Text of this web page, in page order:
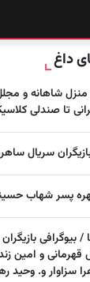
داغ
شاهانه و
تا صندلی
سریال
پسر شهاب حسینی در
قهرمانی و امین
سزاوار و. وحید